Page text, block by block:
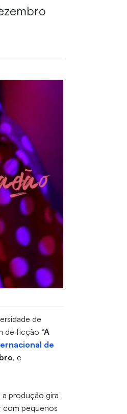
de
de ficção “A
de
, e
produção gira
com pequenos